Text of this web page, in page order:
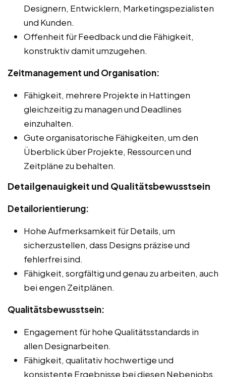
Designern, Entwicklern, Marketingspezialisten
und Kunden.
Offenheit für Feedback und die Fähigkeit,
konstruktiv damit umzugehen.
Zeitmanagement und Organisation:
Fähigkeit, mehrere Projekte in Hattingen
gleichzeitig zu managen und Deadlines
einzuhalten.
Gute organisatorische Fähigkeiten, um den
Überblick über Projekte, Ressourcen und
Zeitpläne zu behalten.
Detailgenauigkeit und Qualitätsbewusstsein
Detailorientierung:
Hohe Aufmerksamkeit für Details, um
sicherzustellen, dass Designs präzise und
fehlerfrei sind.
Fähigkeit, sorgfältig und genau zu arbeiten, auch
bei engen Zeitplänen.
Qualitätsbewusstsein:
Engagement für hohe Qualitätsstandards in
allen Designarbeiten.
Fähigkeit, qualitativ hochwertige und
konsistente Ergebnisse bei diesen Nebenjobs,